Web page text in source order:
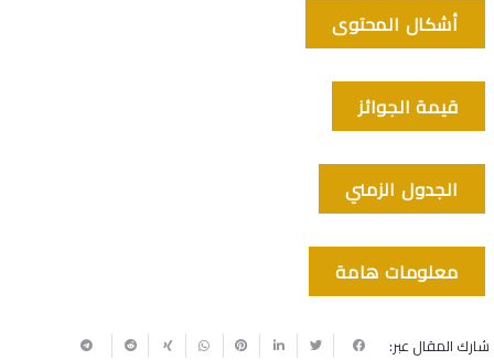
أشكال المحتوى
قيمة الجوائز
الجدول الزمني
معلومات هامة
شارك المقال عبر: